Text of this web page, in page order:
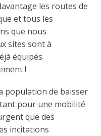
les routes de
et tous les
que nous
sites sont à
équipés
!
population de baisser
pour une mobilité
que des
incitations